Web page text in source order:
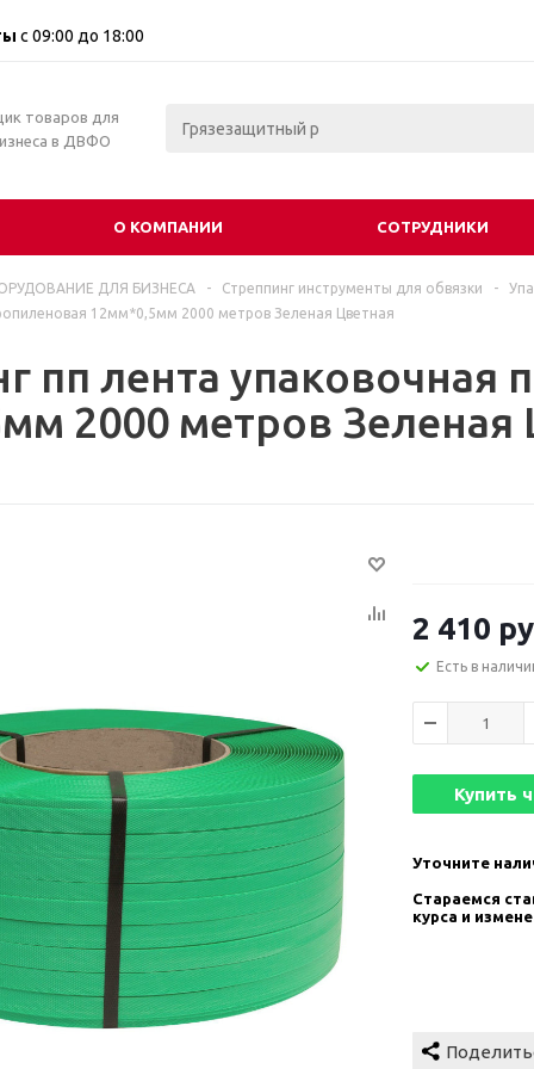
с 09:00 до 18:00
товаров для
в ДВФО
О КОМПАНИИ СОТРУДНИКИ
ДЛЯ БИЗНЕСА - Стреппинг инструменты для обвязки -
12мм*0,5мм 2000 метров Зеленая Цветная
пп лента упаковочная
2000 метров Зеленая
2 410
Есть в
Купить
Уточните
Стараемся
курса и